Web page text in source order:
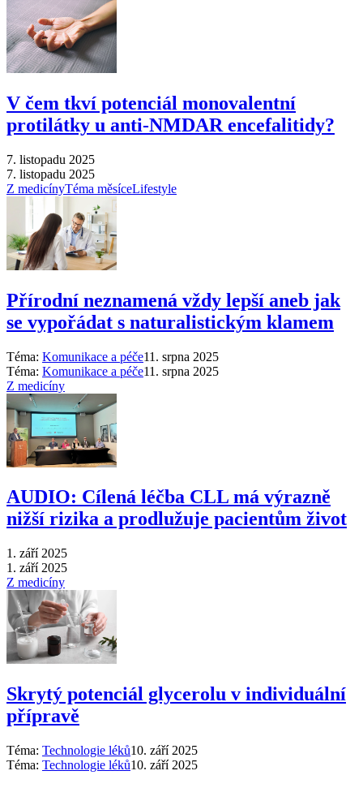
V čem tkví potenciál monovalentní
protilátky u anti-NMDAR encefalitidy?
7. listopadu 2025
7. listopadu 2025
Z medicínyTéma měsíceLifestyle
Přírodní neznamená vždy lepší aneb jak
se vypořádat s naturalistickým klamem
Téma: Komunikace a péče11. srpna 2025
Téma: Komunikace a péče11. srpna 2025
Z medicíny
AUDIO: Cílená léčba CLL má výrazně
nižší rizika a prodlužuje pacientům život
1. září 2025
1. září 2025
Z medicíny
Skrytý potenciál glycerolu v individuální
přípravě
Téma: Technologie léků10. září 2025
Téma: Technologie léků10. září 2025